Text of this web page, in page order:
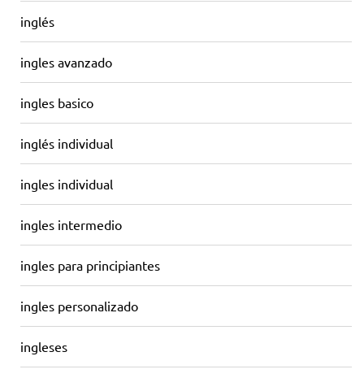
inglés
ingles avanzado
ingles basico
inglés individual
ingles individual
ingles intermedio
ingles para principiantes
ingles personalizado
ingleses